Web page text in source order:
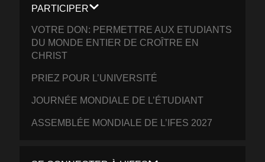
PARTICIPER
VOTRE DON: PERMETTRE AUX ETUDIANTS
DU MONDE ENTIER DE CROÎTRE EN
CHRIST
PRIEZ POUR L’UNIVERSITÉ
JOURNÉE MONDIALE DE L’ÉTUDIANT
ASSEMBLÉE MONDIALE DE L’IFES 2027